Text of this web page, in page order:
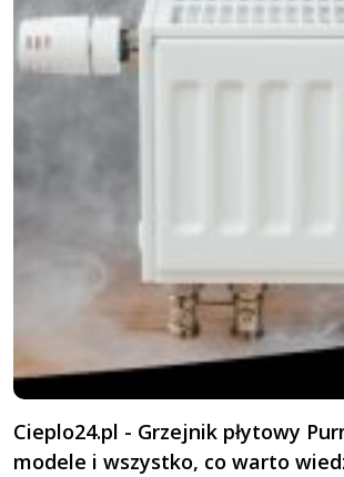
Cieplo24.pl - Grzejnik płytowy
modele i wszystko, co warto